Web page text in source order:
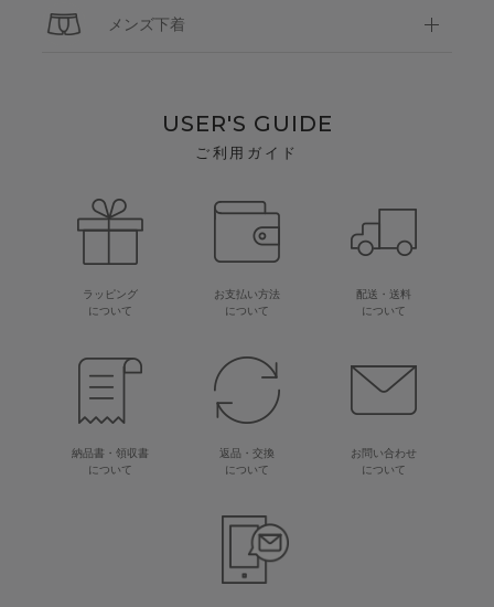
メンズ下着
USER'S GUIDE
ご利用ガイド
ラッピング
について
お支払い方法
について
配送・送料
について
納品書・領収書
について
返品・交換
について
お問い合わせ
について